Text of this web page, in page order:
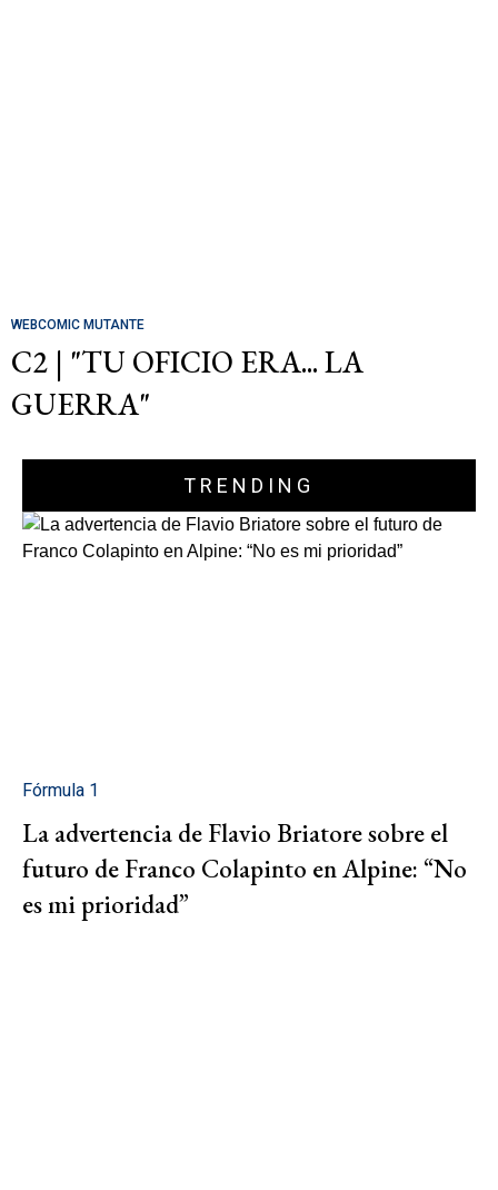
WEBCOMIC MUTANTE
C2 | "TU OFICIO ERA... LA
GUERRA"
TRENDING
Fórmula 1
La advertencia de Flavio Briatore sobre el
futuro de Franco Colapinto en Alpine: “No
es mi prioridad”